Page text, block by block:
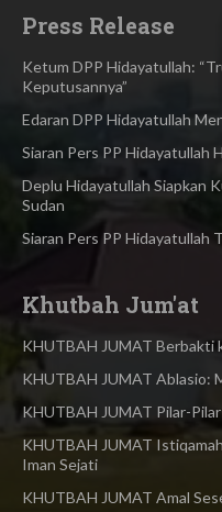
Press Release
Ketum DPP Hidayatullah:
Keputusannya”
Edaran DPP Hidayatullah
Siaran Pers PP Hidayatullah
Deplu Hidayatullah Siapkan
Sudan
Siaran Pers PP Hidayatullah
Khutbah Jum'at
KHUTBAH JUMAT Berbakti
KHUTBAH JUMAT Ablasio:
KHUTBAH JUMAT Pilar-
KHUTBAH JUMAT
Iman Sejati
KHUTBAH JUMAT Amal